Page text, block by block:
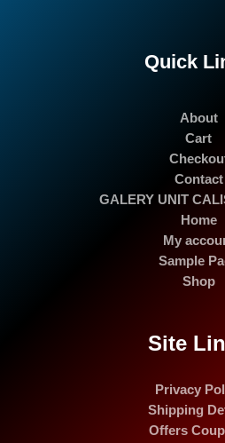
Quick
About
Cart
Contact
GALERY UNIT
Home
My
Sample
Shop
Site
Privacy
Shipping
Offers